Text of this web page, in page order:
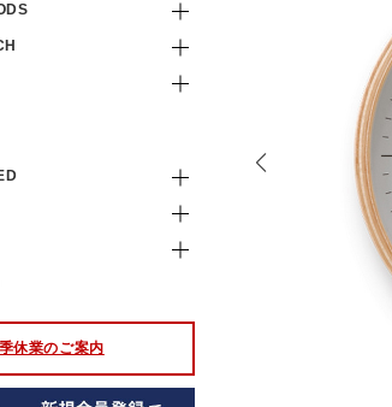
休業のご案内